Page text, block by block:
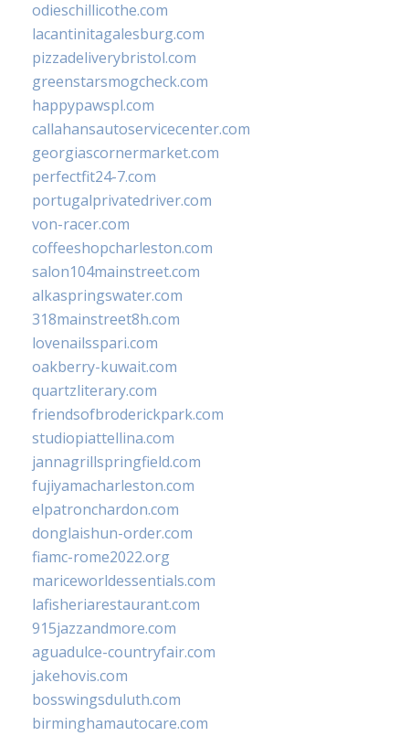
odieschillicothe.com
lacantinitagalesburg.com
pizzadeliverybristol.com
greenstarsmogcheck.com
happypawspl.com
callahansautoservicecenter.com
georgiascornermarket.com
perfectfit24-7.com
portugalprivatedriver.com
von-racer.com
coffeeshopcharleston.com
salon104mainstreet.com
alkaspringswater.com
318mainstreet8h.com
lovenailsspari.com
oakberry-kuwait.com
quartzliterary.com
friendsofbroderickpark.com
studiopiattellina.com
jannagrillspringfield.com
fujiyamacharleston.com
elpatronchardon.com
donglaishun-order.com
fiamc-rome2022.org
mariceworldessentials.com
lafisheriarestaurant.com
915jazzandmore.com
aguadulce-countryfair.com
jakehovis.com
bosswingsduluth.com
birminghamautocare.com